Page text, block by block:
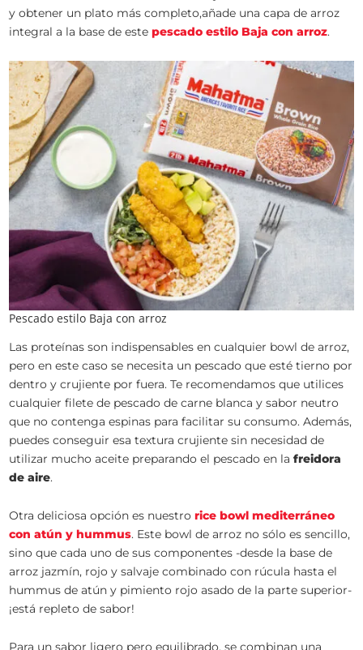
y obtener un plato más completo,añade una capa de arroz
integral a la base de estepescado estilo Baja con arroz.
Pescado estilo Baja con arroz
Las proteínas son indispensables en cualquier bowl de arroz,
pero en este caso se necesita un pescado que esté tierno por
dentro y crujiente por fuera. Te recomendamos que utilices
cualquier filete de pescado de carne blanca y sabor neutro
que no contenga espinas para facilitar su consumo. Además,
puedes conseguir esa textura crujiente sin necesidad de
utilizar mucho aceite preparando el pescado en lafreidora
de aire.
Otra deliciosa opción es nuestrorice bowl mediterráneo
con atún y hummus. Este bowl de arroz no sólo es sencillo,
sino que cada uno de sus componentes -desde la base de
arroz jazmín, rojo y salvaje combinado con rúcula hasta el
hummus de atún y pimiento rojo asado de la parte superior-
¡está repleto de sabor!
Para un sabor ligero pero equilibrado, se combinan una